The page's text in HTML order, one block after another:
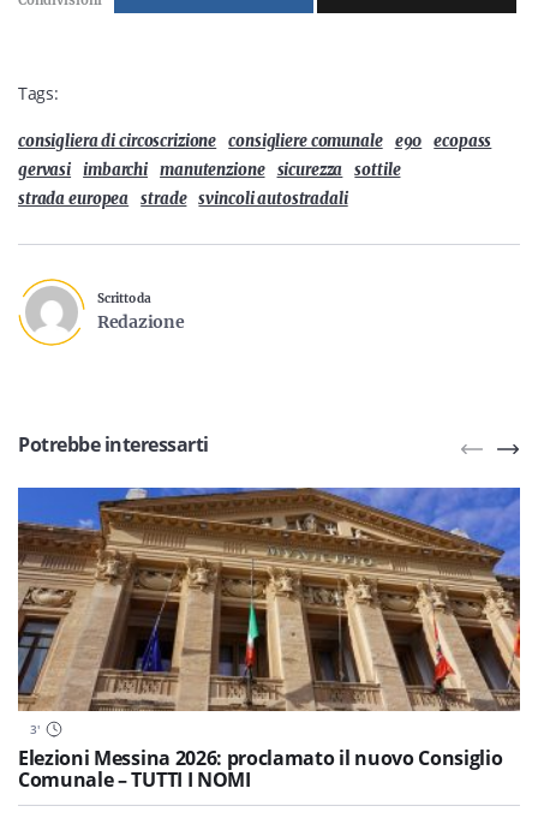
Tags:
consigliera di circoscrizione consigliere comunale e90
ecopass
gervasi imbarchi manutenzione sicurezza
sottile
strada europea strade svincoli autostradali
Scritto da
Redazione
Potrebbe interessarti
3'
Elezioni Messina 2026: proclamato il nuovo Consiglio
Comunale – TUTTI I NOMI